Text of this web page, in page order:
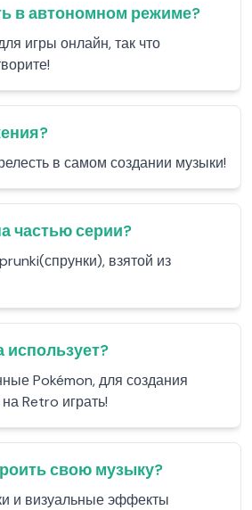
в автономном режиме?
игры онлайн, так что
в самом создании музыки!
частью серии?
взятой из
использует?
Pokémon, для создания
Retro играть!
свою музыку?
и визуальные эффекты